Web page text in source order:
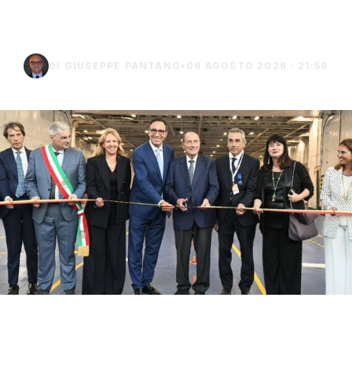
DI GIUSEPPE PANTANO • 06 AGOSTO 2026 · 21:56